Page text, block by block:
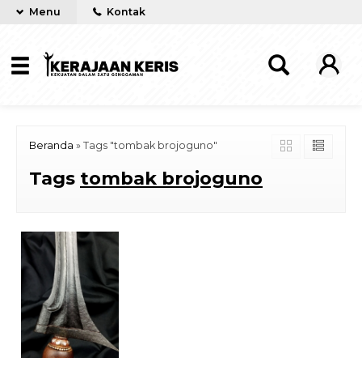
Menu Kontak
Beranda » Tags "tombak brojoguno"
Tags tombak brojoguno